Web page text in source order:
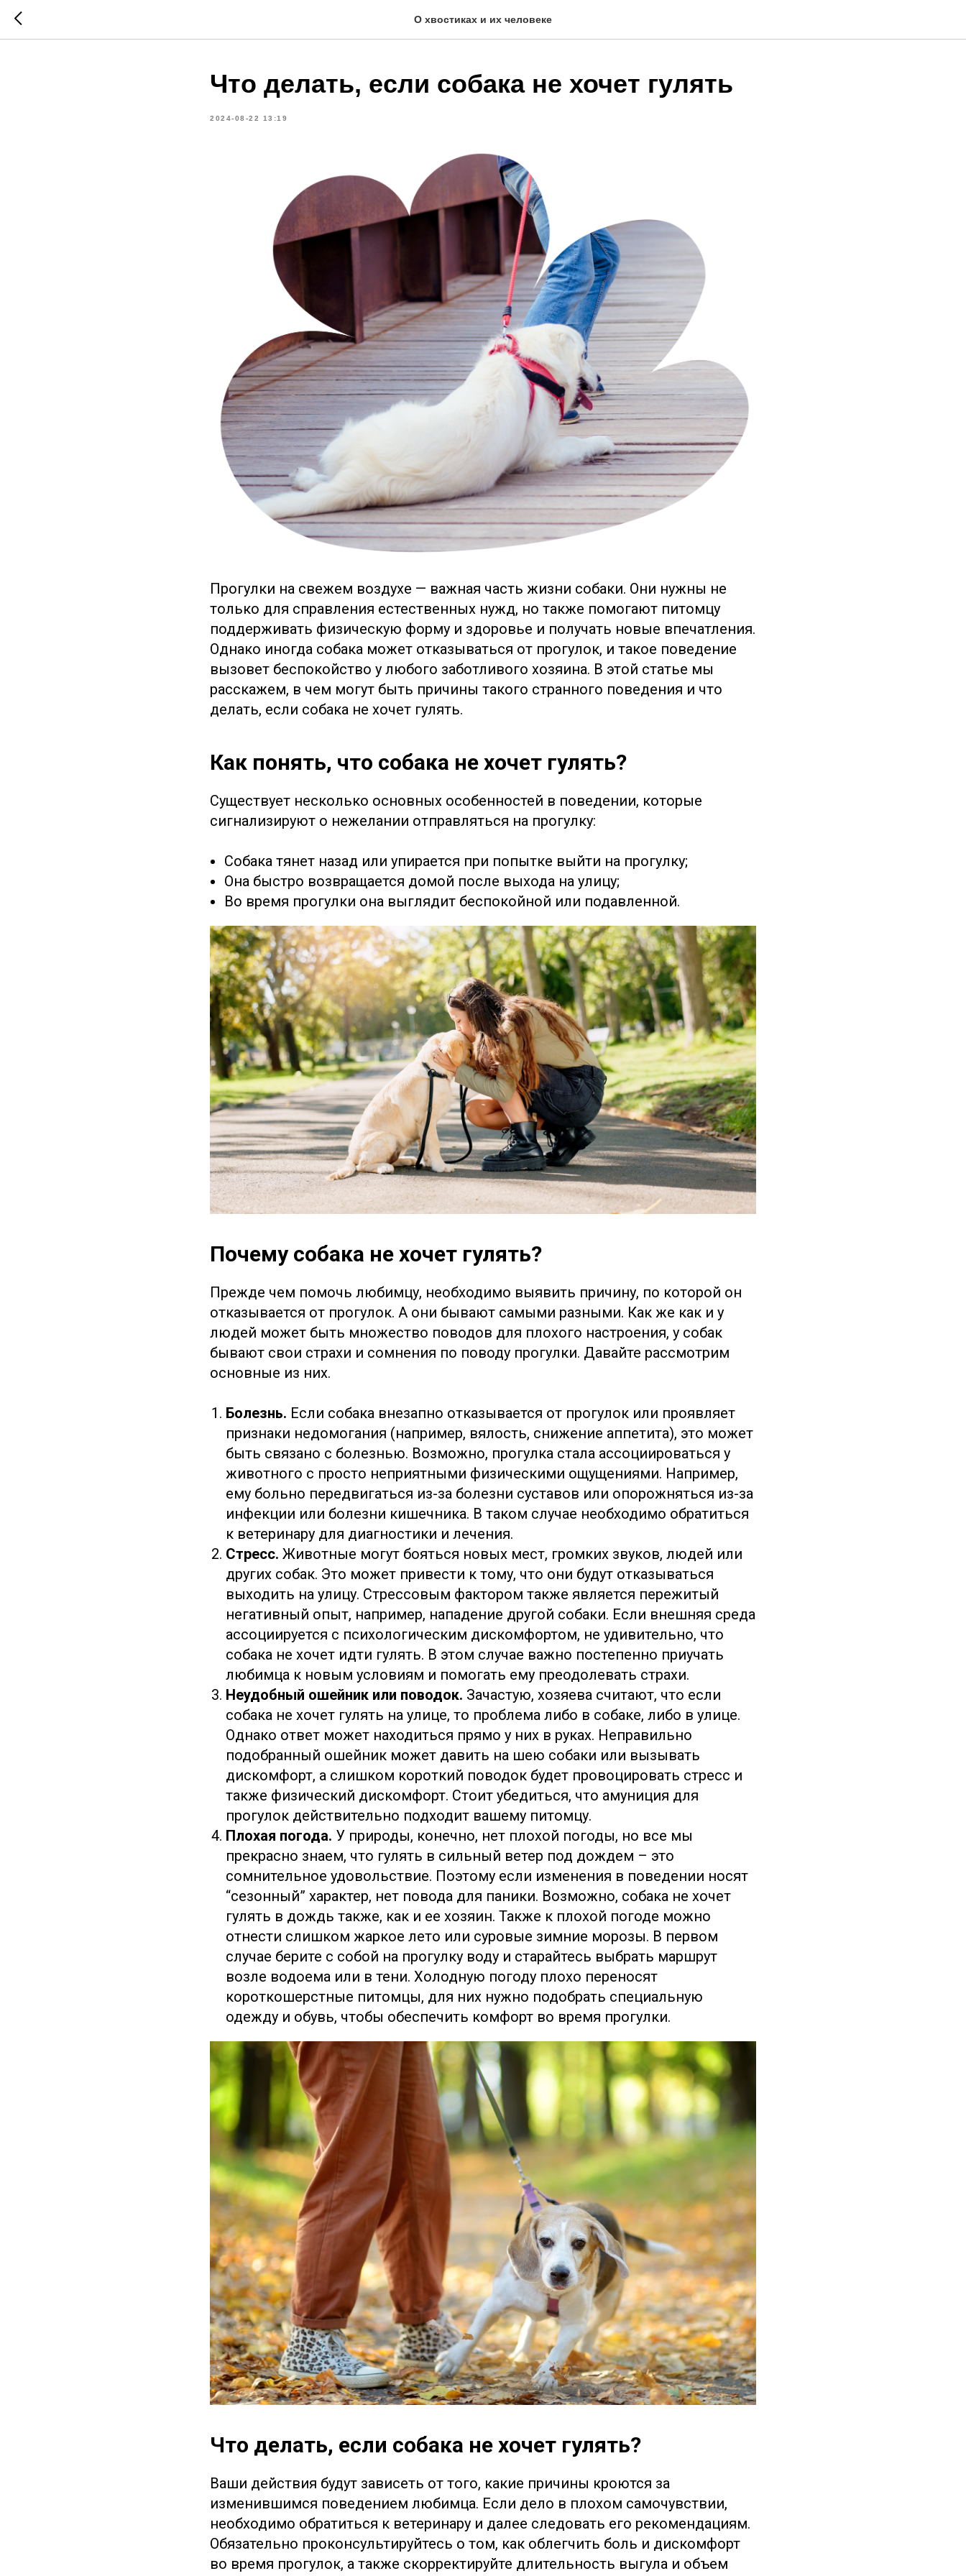
О хвостиках и их человеке
Что делать, если собака не хочет гулять
2024-08-22 13:19
Прогулки на свежем воздухе — важная часть жизни собаки. Они нужны не
только для справления естественных нужд, но также помогают питомцу
поддерживать физическую форму и здоровье и получать новые впечатления.
Однако иногда собака может отказываться от прогулок, и такое поведение
вызовет беспокойство у любого заботливого хозяина. В этой статье мы
расскажем, в чем могут быть причины такого странного поведения и что
делать, если собака не хочет гулять.
Как понять, что собака не хочет гулять?
Существует несколько основных особенностей в поведении, которые
сигнализируют о нежелании отправляться на прогулку:
Собака тянет назад или упирается при попытке выйти на прогулку;
Она быстро возвращается домой после выхода на улицу;
Во время прогулки она выглядит беспокойной или подавленной.
Почему собака не хочет гулять?
Прежде чем помочь любимцу, необходимо выявить причину, по которой он
отказывается от прогулок. А они бывают самыми разными. Как же как и у
людей может быть множество поводов для плохого настроения, у собак
бывают свои страхи и сомнения по поводу прогулки. Давайте рассмотрим
основные из них.
Болезнь. Если собака внезапно отказывается от прогулок или проявляет
признаки недомогания (например, вялость, снижение аппетита), это может
быть связано с болезнью. Возможно, прогулка стала ассоциироваться у
животного с просто неприятными физическими ощущениями. Например,
ему больно передвигаться из-за болезни суставов или опорожняться из-за
инфекции или болезни кишечника. В таком случае необходимо обратиться
к ветеринару для диагностики и лечения.
Стресс. Животные могут бояться новых мест, громких звуков, людей или
других собак. Это может привести к тому, что они будут отказываться
выходить на улицу. Стрессовым фактором также является пережитый
негативный опыт, например, нападение другой собаки. Если внешняя среда
ассоциируется с психологическим дискомфортом, не удивительно, что
собака не хочет идти гулять. В этом случае важно постепенно приучать
любимца к новым условиям и помогать ему преодолевать страхи.
Неудобный ошейник или поводок. Зачастую, хозяева считают, что если
собака не хочет гулять на улице, то проблема либо в собаке, либо в улице.
Однако ответ может находиться прямо у них в руках. Неправильно
подобранный ошейник может давить на шею собаки или вызывать
дискомфорт, а слишком короткий поводок будет провоцировать стресс и
также физический дискомфорт. Стоит убедиться, что амуниция для
прогулок действительно подходит вашему питомцу.
Плохая погода. У природы, конечно, нет плохой погоды, но все мы
прекрасно знаем, что гулять в сильный ветер под дождем – это
сомнительное удовольствие. Поэтому если изменения в поведении носят
“сезонный” характер, нет повода для паники. Возможно, собака не хочет
гулять в дождь также, как и ее хозяин. Также к плохой погоде можно
отнести слишком жаркое лето или суровые зимние морозы. В первом
случае берите с собой на прогулку воду и старайтесь выбрать маршрут
возле водоема или в тени. Холодную погоду плохо переносят
короткошерстные питомцы, для них нужно подобрать специальную
одежду и обувь, чтобы обеспечить комфорт во время прогулки.
Что делать, если собака не хочет гулять?
Ваши действия будут зависеть от того, какие причины кроются за
изменившимся поведением любимца. Если дело в плохом самочувствии,
необходимо обратиться к ветеринару и далее следовать его рекомендациям.
Обязательно проконсультируйтесь о том, как облегчить боль и дискомфорт
во время прогулок, а также скорректируйте длительность выгула и объем